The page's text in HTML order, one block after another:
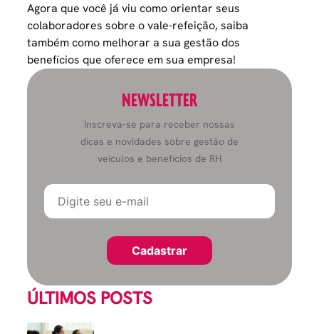
Agora que você já viu como orientar seus
colaboradores sobre o vale-refeição, saiba
tambémcomo melhorar a sua gestão dos
benefícios que oferece em sua empresa!
NEWSLETTER
Inscreva-se para receber nossas
dicas e novidades sobre gestão de
veículos e benefícios de RH
ÚLTIMOS POSTS